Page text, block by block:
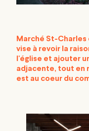
Marché St-
vise à revoir la
l'église et ajouter
adjacente, tout en
est au coeur du